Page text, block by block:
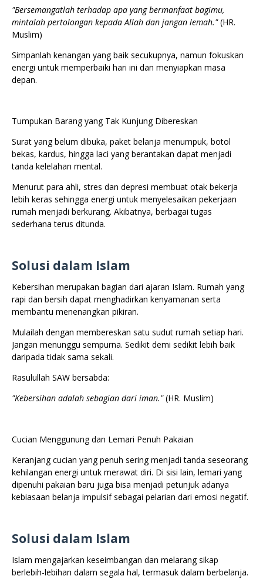
"Bersemangatlah terhadap apa yang bermanfaat bagimu,
mintalah pertolongan kepada Allah dan jangan lemah."(HR.
Muslim)
Simpanlah kenangan yang baik secukupnya, namun fokuskan
energi untuk memperbaiki hari ini dan menyiapkan masa
depan.
Tumpukan Barang yang Tak Kunjung Dibereskan
Surat yang belum dibuka, paket belanja menumpuk, botol
bekas, kardus, hingga laci yang berantakan dapat menjadi
tanda kelelahan mental.
Menurut para ahli, stres dan depresi membuat otak bekerja
lebih keras sehingga energi untuk menyelesaikan pekerjaan
rumah menjadi berkurang. Akibatnya, berbagai tugas
sederhana terus ditunda.
Solusi dalam Islam
Kebersihan merupakan bagian dari ajaran Islam. Rumah yang
rapi dan bersih dapat menghadirkan kenyamanan serta
membantu menenangkan pikiran.
Mulailah dengan membereskan satu sudut rumah setiap hari.
Jangan menunggu sempurna. Sedikit demi sedikit lebih baik
daripada tidak sama sekali.
Rasulullah SAW bersabda:
"Kebersihan adalah sebagian dari iman."(HR. Muslim)
Cucian Menggunung dan Lemari Penuh Pakaian
Keranjang cucian yang penuh sering menjadi tanda seseorang
kehilangan energi untuk merawat diri. Di sisi lain, lemari yang
dipenuhi pakaian baru juga bisa menjadi petunjuk adanya
kebiasaan belanja impulsif sebagai pelarian dari emosi negatif.
Solusi dalam Islam
Islam mengajarkan keseimbangan dan melarang sikap
berlebih-lebihan dalam segala hal, termasuk dalam berbelanja.